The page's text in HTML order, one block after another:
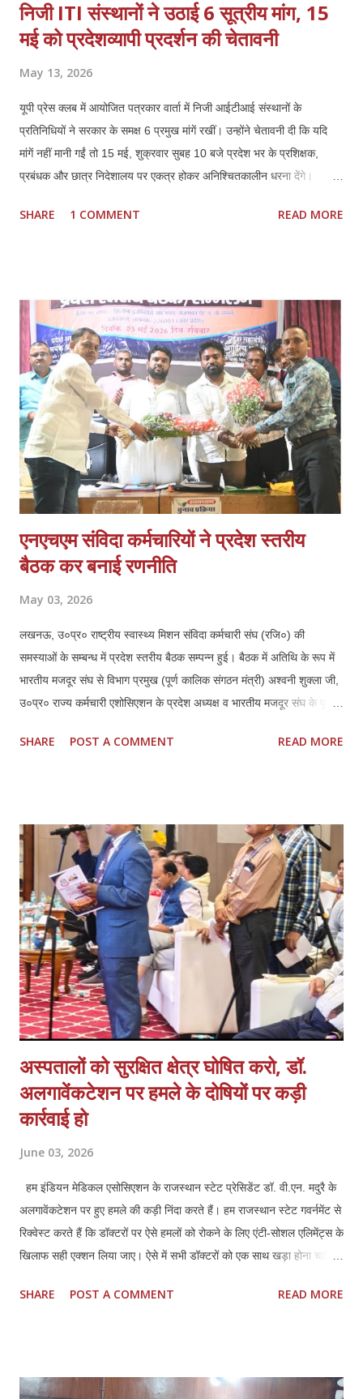
निजी ITI संस्थानों ने उठाई 6 सूत्रीय मांग, 15
मई को प्रदेशव्यापी प्रदर्शन की चेतावनी
May 13, 2026
यूपी प्रेस क्लब में आयोजित पत्रकार वार्ता में निजी आईटीआई संस्थानों के
प्रतिनिधियों ने सरकार के समक्ष 6 प्रमुख मांगें रखीं। उन्होंने चेतावनी दी कि यदि
मांगें नहीं मानी गईं तो 15 मई, शुक्रवार सुबह 10 बजे प्रदेश भर के प्रशिक्षक,
प्रबंधक और छात्र निदेशालय पर एकत्र होकर अनिश्चितकालीन धरना देंगे।
लेकिन मौजूदा नीतियों से संस्थानों की आर्थिक और प्रशासनिक स्थिति प्रभावित हो
हो:* पैन, आधार, OTP आधारित e-KYC के बाद अतिरिक्त नोडल वेरिफिकेशन
अनावश्यक और शोषणकारी है। 3. *थर्ड शिफ्ट बहाल हो:* दिन में नौकरी करने वाले
हजारों छात्रों को शाम की शिफ्ट न होने से प्रशिक्षण नहीं मिल पा रहा। 4.
*PMKVY 5.0 में भागीदारी मिले:* निजी संस्थानों के पास संसाधन और अनुभवी
स्टाफ होने के बावजूद योजनाओं में भागी...
SHARE 1 COMMENT READ MORE
एनएचएम संविदा कर्मचारियों ने प्रदेश स्तरीय
बैठक कर बनाई रणनीति
May 03, 2026
लखनऊ, उ०प्र० राष्ट्रीय स्वास्थ्य मिशन संविदा कर्मचारी संघ (रजि०) की
समस्याओं के सम्बन्ध में प्रदेश स्तरीय बैठक सम्पन्न हुई। बैठक में अतिथि के रूप में
भारतीय मजदूर संघ से विभाग प्रमुख (पूर्ण कालिक संगठन मंत्री) अश्वनी शुक्ला जी,
उ०प्र० राज्य कर्मचारी एशोसिएशन के प्रदेश अध्यक्ष व भारतीय मजदूर संघ के पूर्व
दीक्षित जी की गरिमामयी उपस्थिति रही। बैठक की अध्यक्षता कर रहे एनएचएम संघ के
स्वास्थ्य मिशन के अन्तर्गत कार्यस्त संविदा कर्मचारियों की गम्भीर समस्याओं का
प्रकाश डालते हुये आगामी समय में कर्मचारियों की मुख्य मांगों में नियमितीकरण/समान
कार्य समान वेतन, वेतन बढ़ोत्तरी, जॉब सुरक्षा एवं कैशलेस चिकित्सा सुविधा अथवा
स्वास्थ्य बीमा शामिल हैं एवं इसके साथ ही कर्मचारियों के मानदेय भुगतान में आ रही
समस्याओं क...
SHARE POST A COMMENT READ MORE
अस्पतालों को सुरक्षित क्षेत्र घोषित करो, डॉ.
अलगावेंकटेशन पर हमले के दोषियों पर कड़ी
कार्रवाई हो
June 03, 2026
हम इंडियन मेडिकल एसोसिएशन के राजस्थान स्टेट प्रेसिडेंट डॉ. वी.एन. मदुरै के
अलगावेंकटेशन पर हुए हमले की कड़ी निंदा करते हैं। हम राजस्थान स्टेट गवर्नमेंट से
रिक्वेस्ट करते हैं कि डॉक्टरों पर ऐसे हमलों को रोकने के लिए एंटी-सोशल एलिमेंट्स के
खिलाफ सही एक्शन लिया जाए। ऐसे में सभी डॉक्टरों को एक साथ खड़ा होना चाहिए
तरह राजस्थान में भी डॉक्टर्स एंड हॉस्पिटल प्रोटेक्शन एक्ट (TN HPA 48/2008)
घोषित किया जाना चाहिए। सभी अस्पतालों में CCTV कैमरे लगाए जाने चाहिए और
SHARE POST A COMMENT READ MORE